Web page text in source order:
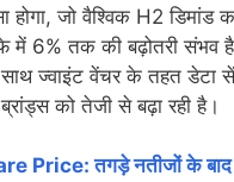
होगा, जो वैश्विक H2
6% तक की बढ़ोतरी संभव
ज्वाइंट वेंचर के तहत
को तेजी से बढ़ा रही है।
Price: तगड़े नतीजों के बाद